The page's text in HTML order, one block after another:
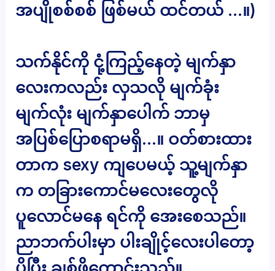
အပျိုစစ်စစ် ဖြစ်မယ် ထင်တယ် …။)
သက်နိုင်ကို ငုံ့ကြည့်နေတဲ့ မျက်နှာ
လေးကလည်း လှသလို မျက်ခုံး
မျက်လုံး မျက်နှာပေါက် ဘာမှ
အပြစ်ပြောစရာမရှိ…။ ဝတ်စားထား
တာက sexy ကျပေမယ့် သူ့မျက်နှာ
က တခြားကောင်မလေးတွေလို
ပူလောင်မနေ ရင်ကို အေးစေသည်။
ညာဘက်ပါးမှာ ပါးချိုင့်လေးပါတော့